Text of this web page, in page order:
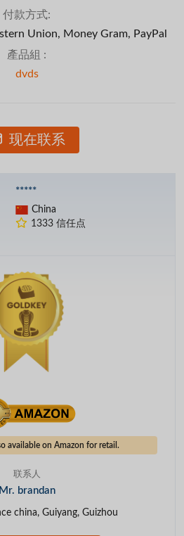
付款方式:
Union, Money Gram, PayPal
產品組 :
dvds
现在联系
*****
China
1333 信任点
available on Amazon for retail.
联系人
Mr. brandan
china, Guiyang, Guizhou